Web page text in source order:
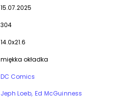
15.07.2025
304
14.0x21.6
miękka okładka
DC Comics
Jeph Loeb Ed McGuinness